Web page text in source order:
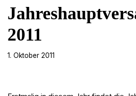
2011
1. Oktober 2011